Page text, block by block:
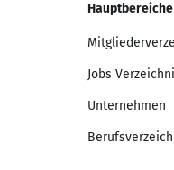
Hauptbereiche
Jobs
Unternehmen